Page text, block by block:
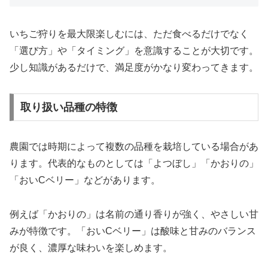
いちご狩りを最大限楽しむには、ただ食べるだけでなく
「選び方」や「タイミング」を意識することが大切です。
少し知識があるだけで、満足度がかなり変わってきます。
取り扱い品種の特徴
農園では時期によって複数の品種を栽培している場合があ
ります。代表的なものとしては「よつぼし」「かおりの」
「おいCベリー」などがあります。
例えば「かおりの」は名前の通り香りが強く、やさしい甘
みが特徴です。「おいCベリー」は酸味と甘みのバランス
が良く、濃厚な味わいを楽しめます。